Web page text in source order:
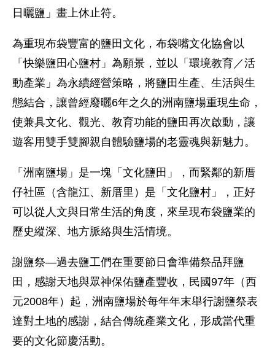
日曬鹽」畫上休止符。
為重現布袋豐富的鹽田文化，布袋嘴文化協會以
「快樂鹽田心鹽村」為願景，並以「環境教育／活
動產業」為永續經營策略，將鹽田生產、生活與生
態結合，讓曾經廢曬6年之久的洲南鹽場重現生命，
使兼具文化、觀光、教育功能的鹽田再次啟動，讓
遊客用雙手雙腳親自體驗鹽場的老靈魂與新魅力。
「洲南鹽場」是一塊「文化鹽田」，而緊鄰的新厝
仔社區（含龍江、新厝里）是「文化鹽村」，正好
可以從人文與日常生活的角度，來呈現布袋鹽業的
歷史縱深、地方脈絡與生活情境。
謝鹽祭—過去鹽工們在重要節日會準備祭品拜鹽
田，感謝天地與眾神保佑鹽產豐收，民國97年（西
元2008年）起，洲南鹽場於每年年末舉行謝鹽祭表
達對土地的感謝，結合傳統產業文化，形成當代重
要的文化節慶活動。